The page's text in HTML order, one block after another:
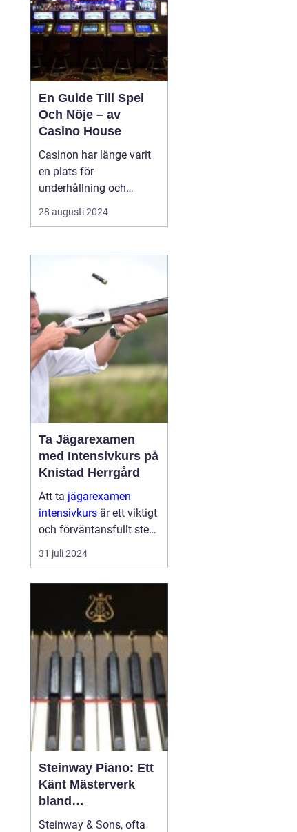
En Guide Till Spel
Och Nöje – av
Casino House
Casinon har länge varit
en plats för
underhållning och
spänning. De erbjuder en
värld där lyckan kan
kortlek, det snurrande
roulettehjulet eller en
enarmad bandits
blinkande ljus. I de...
28 augusti 2024
Ta Jägarexamen
med Intensivkurs på
Knistad Herrgård
Att ta jägarexamen
intensivkurs är ett viktigt
och förväntansfullt steg
för alla som vill komma
närmare naturen och lä...
31 juli 2024
Steinway Piano: Ett
Känt Mästerverk
bland
Musikinstrument
Steinway & Sons, ofta